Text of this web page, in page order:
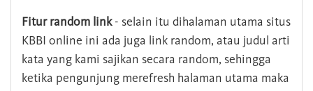
Fitur random link- selain itu dihalaman utama situs
KBBI online ini ada juga link random, atau judul arti
kata yang kami sajikan secara random, sehingga
ketika pengunjung merefresh halaman utama maka